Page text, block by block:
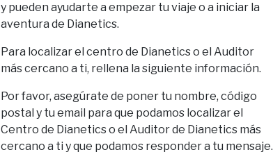
y pueden ayudarte a empezar tu viaje o a iniciar la
aventura de Dianetics.
Para localizar el centro de Dianetics o el Auditor
más cercano a ti, rellena la siguiente información.
Por favor, asegúrate de poner tu nombre, código
postal y tu email para que podamos localizar el
Centro de Dianetics o el Auditor de Dianetics más
cercano a ti y que podamos responder a tu mensaje.